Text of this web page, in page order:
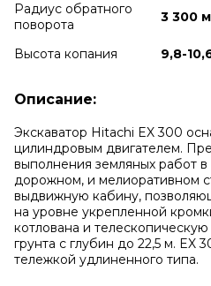
Радиус обратного
поворота
3 300
Высота копания 9,8-
Описание:
Экскаватор Hitachi EX 300
цилиндровым двигателем.
выполнения земляных работ
дорожном, и мелиоративном
выдвижную кабину,
на уровне укрепленной
котлована и
грунта с глубин до 22,5 м. EX
тележкой удлиненного типа.